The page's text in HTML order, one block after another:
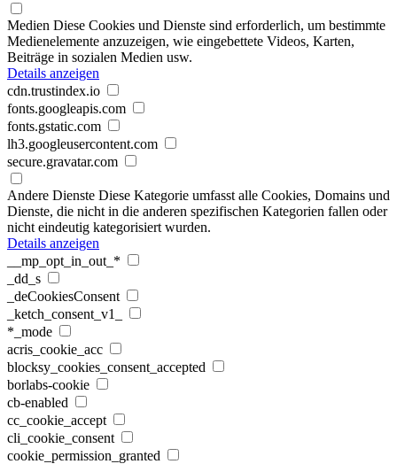
Medien Diese Cookies und Dienste sind erforderlich, um bestimmte
Medienelemente anzuzeigen, wie eingebettete Videos, Karten,
Beiträge in sozialen Medien usw.
Details anzeigen
cdn.trustindex.io
fonts.googleapis.com
fonts.gstatic.com
lh3.googleusercontent.com
secure.gravatar.com
Andere Dienste Diese Kategorie umfasst alle Cookies, Domains und
Dienste, die nicht in die anderen spezifischen Kategorien fallen oder
nicht eindeutig kategorisiert wurden.
Details anzeigen
__mp_opt_in_out_*
_dd_s
_deCookiesConsent
_ketch_consent_v1_
*_mode
acris_cookie_acc
blocksy_cookies_consent_accepted
borlabs-cookie
cb-enabled
cc_cookie_accept
cli_cookie_consent
cookie_permission_granted